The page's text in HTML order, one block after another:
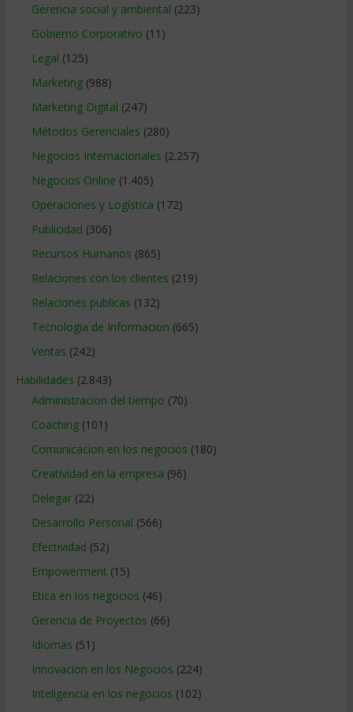
Gerencia social y ambiental (223)
Gobierno Corporativo (11)
Legal (125)
Marketing(988)
Marketing Digital (247)
Métodos Gerenciales (280)
Negocios Internacionales (2.257)
Negocios Online (1.405)
Operaciones y Logística (172)
Publicidad (306)
Recursos Humanos (865)
Relaciones con los clientes (219)
Relaciones publicas (132)
Tecnologia de Informacion (665)
Ventas (242)
Habilidades (2.843)
Administracion del tiempo (70)
Coaching(101)
Comunicacion en los negocios (180)
Creatividad en la empresa (96)
Delegar(22)
Desarrollo Personal (566)
Efectividad (52)
Empowerment (15)
Etica en los negocios (46)
Gerencia de Proyectos (66)
Idiomas (51)
Innovacion en los Negocios (224)
Inteligencia en los negocios (102)